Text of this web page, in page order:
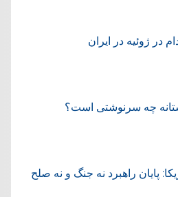
چه سرنوشتی است؟
پایان راهبرد نه جنگ و نه صلح